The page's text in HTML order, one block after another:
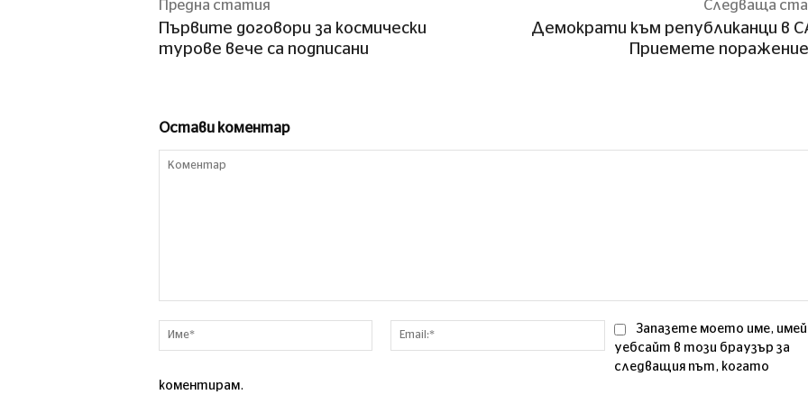
Предна статия
Първите договори за космически
турове вече са подписани
Следваща
Демократи към републиканци в
Приемете
Остави коментар
Име*
Email:*Запазете моето име,
уебсайт в този браузър за
следващия път, когато
коментирам.